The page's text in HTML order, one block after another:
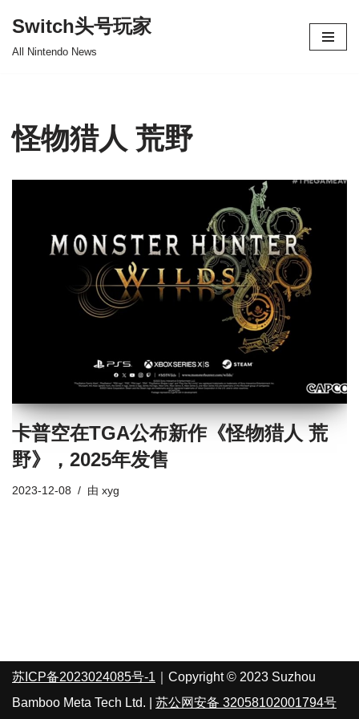
Switch头号玩家
All Nintendo News
怪物猎人 荒野
卡普空在TGA公布新作《怪物猎人 荒
野》，2025年发售
2023-12-08 由 xyg
苏ICP备2023024085号-1 ｜Copyright © 2023 Suzhou
Bamboo Meta Tech Ltd. | 苏公网安备 32058102001794号